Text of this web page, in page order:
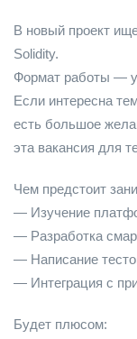
В новый проект
Solidity.
Формат работы —
Если интересна
есть большое
эта вакансия для
Чем предстоит
— Изучение
— Разработка
— Написание
— Интеграция с
Будет плюсом: